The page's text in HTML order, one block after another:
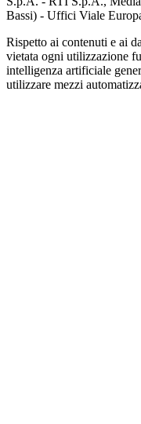
Bassi) - Uffici Viale
Rispetto ai contenuti e ai
vietata ogni utilizzazione
intelligenza artificiale
utilizzare mezzi